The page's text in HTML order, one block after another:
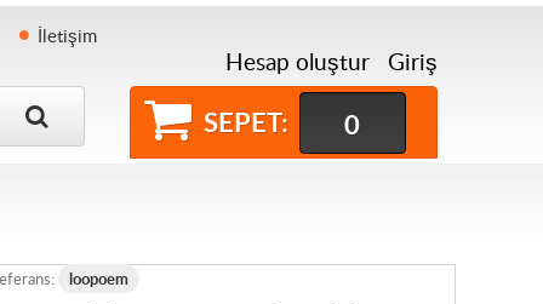
İletişim
Hesap oluştur Giriş
SEPET: 0
loopoem